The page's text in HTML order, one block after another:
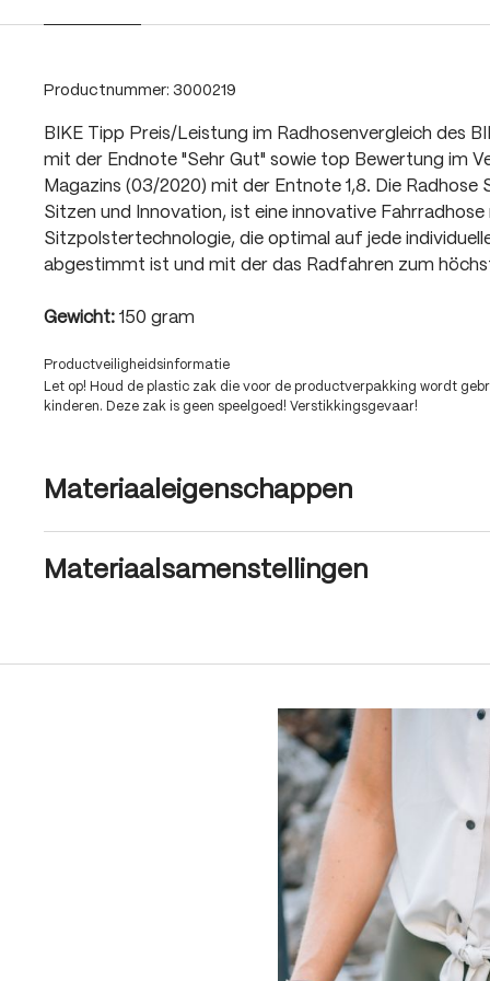
Productnummer: 3000219
BIKE Tipp Preis/Leistung im Radhosenvergleich des
mit der Endnote "Sehr Gut" sowie top Bewertung im
Magazins (03/2020) mit der Entnote 1,8. Die Radhose
Sitzen und Innovation, ist eine innovative
Sitzpolstertechnologie, die optimal auf jede
abgestimmt ist und mit der das Radfahren zum
Gewicht: 150 gram
Productveiligheidsinformatie
Let op! Houd de plastic zak die voor de productverpakking wordt
kinderen. Deze zak is geen speelgoed! Verstikkingsgevaar!
Materiaaleigenschappen
Materiaalsamenstellingen